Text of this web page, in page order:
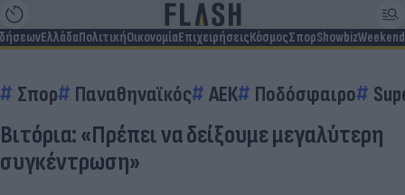
ΕλλάδαΠολιτικήΟικονομίαΕπιχειρήσειςΚόσμοςΣπορShowbizWeekend
Σπορ Παναθηναϊκός ΑΕΚ Ποδόσφαιρο
Βιτόρια: «Πρέπει να δείξουμε μεγαλύτερη
συγκέντρωση»